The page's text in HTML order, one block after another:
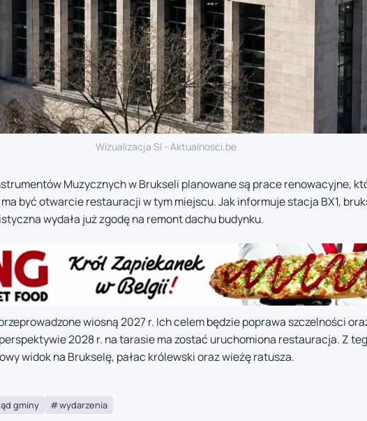
Wizualizacja SI - Aktualnosci.be
Muzycznych w Brukseli planowane są prace renowacyjne,
być otwarcie restauracji w tym miejscu. Jak informuje stacja BX1,
wydała już zgodę na remont dachu budynku.
wiosną 2027 r. Ich celem będzie poprawa szczelności
2028 r. na tarasie ma zostać uruchomiona restauracja. Z
widok na Brukselę, pałac królewski oraz wieżę ratusza.
gminy wydarzenia